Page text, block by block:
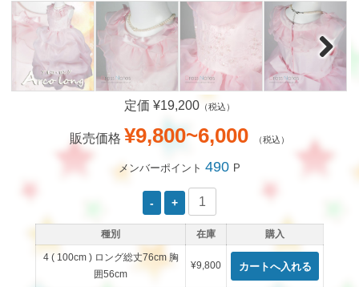
Next
定価 ¥19,200 （税込）
販売価格 ¥9,800~6,000 （税込）
メンバーポイント 490 P
種別 在庫 購入
4 ( 100cm ) ロング総丈76cm 胸
囲56cm
¥9,800